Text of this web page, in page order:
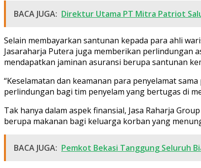
BACA JUGA: Direktur Utama PT Mitra Patriot
Selain membayarkan santunan kepada para ahli
Jasaraharja Putera juga memberikan perlindungan
mendapatkan jaminan asuransi berupa santunan
“Keselamatan dan keamanan para penyelamat
perlindungan bagi tim penyelam yang bertugas di
Tak hanya dalam aspek finansial, Jasa Raharja
berupa makanan bagi keluarga korban yang
BACA JUGA: Pemkot Bekasi Tanggung Seluruh